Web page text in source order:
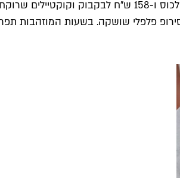
שמבוססות על חומרי גלם עונתיים. את האוכל מלווים יינות